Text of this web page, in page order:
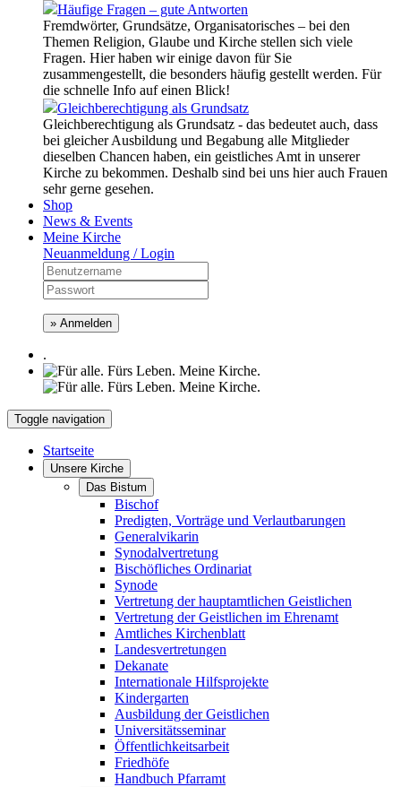
Häufige Fragen – gute Antworten
Fremdwörter, Grundsätze, Organisatorisches – bei den
Themen Religion, Glaube und Kirche stellen sich viele
Fragen. Hier haben wir einige davon für Sie
zusammengestellt, die besonders häufig gestellt werden. Für
die schnelle Info auf einen Blick!
Gleichberechtigung als Grundsatz
Gleichberechtigung als Grundsatz - das bedeutet auch, dass
bei gleicher Ausbildung und Begabung alle Mitglieder
dieselben Chancen haben, ein geistliches Amt in unserer
Kirche zu bekommen. Deshalb sind bei uns hier auch Frauen
sehr gerne gesehen.
Shop
News & Events
Meine Kirche
Neuanmeldung / Login
» Anmelden
.
Toggle navigation
Startseite
Unsere Kirche
Das Bistum
Bischof
Predigten, Vorträge und Verlautbarungen
Generalvikarin
Synodalvertretung
Bischöfliches Ordinariat
Synode
Vertretung der hauptamtlichen Geistlichen
Vertretung der Geistlichen im Ehrenamt
Amtliches Kirchenblatt
Landesvertretungen
Dekanate
Internationale Hilfsprojekte
Kindergarten
Ausbildung der Geistlichen
Universitätsseminar
Öffentlichkeitsarbeit
Friedhöfe
Handbuch Pfarramt